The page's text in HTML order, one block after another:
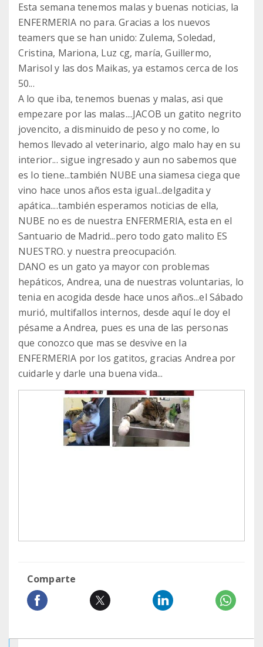
Esta semana tenemos malas y buenas noticias, la
ENFERMERIA no para. Gracias a los nuevos
teamers que se han unido: Zulema, Soledad,
Cristina, Mariona, Luz cg, maría, Guillermo,
Marisol y las dos Maikas, ya estamos cerca de los
50...
A lo que iba, tenemos buenas y malas, asi que
empezare por las malas....JACOB un gatito negrito
jovencito, a disminuido de peso y no come, lo
hemos llevado al veterinario, algo malo hay en su
interior... sigue ingresado y aun no sabemos que
es lo tiene...también NUBE una siamesa ciega que
vino hace unos años esta igual...delgadita y
apática....también esperamos noticias de ella,
NUBE no es de nuestra ENFERMERIA, esta en el
Santuario de Madrid...pero todo gato malito ES
NUESTRO. y nuestra preocupación.
DANO es un gato ya mayor con problemas
hepáticos, Andrea, una de nuestras voluntarias, lo
tenia en acogida desde hace unos años...el Sábado
murió, multifallos internos, desde aquí le doy el
pésame a Andrea, pues es una de las personas
que conozco que mas se desvive en la
ENFERMERIA por los gatitos, gracias Andrea por
cuidarle y darle una buena vida...
Comparte